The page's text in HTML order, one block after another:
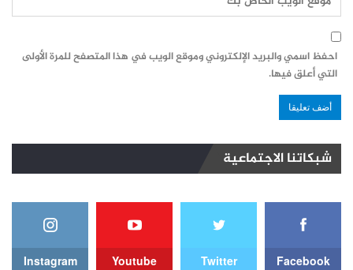
احفظ اسمي والبريد الإلكتروني وموقع الويب في هذا المتصفح للمرة الأولى
التي أعلق فيها.
شبكاتنا الاجتماعية
Facebook
Twitter
Youtube
Instagram